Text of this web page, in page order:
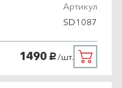
Артикул
SD1087
1490 руб./шт.